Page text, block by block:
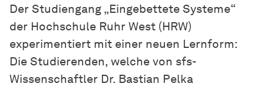
Der Studiengang „Eingebettete Systeme“
der Hochschule Ruhr West (HRW)
experimentiert mit einer neuen Lernform:
Die Studierenden, welche von sfs-
Wissenschaftler Dr. Bastian Pelka